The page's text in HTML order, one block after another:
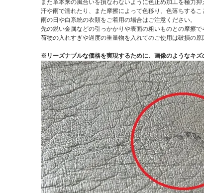
また革本来の風合いを損なわないように色止め加工を極力抑
汗や雨で濡れたり、また摩擦によって色移り、色落ちするこ
雨の日や白系統の衣類をご着用の場合はご注意ください。
先の鋭い金属などの引っかかりや表面の粗いものとの摩擦
荷物の入れすぎや過度の重量物を入れてのご使用は破損の原
※リーズナブルな価格を実現するために、画像のようなキズ